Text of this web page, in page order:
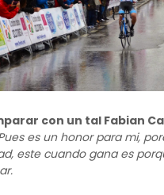
con un tal Fabian
es un honor para mi,
este cuando gana es